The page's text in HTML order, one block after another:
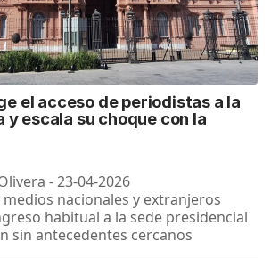
el acceso de periodistas a la
y escala su choque con la
- 23-04-2026
nacionales y extranjeros
habitual a la sede presidencial
sin antecedentes cercanos